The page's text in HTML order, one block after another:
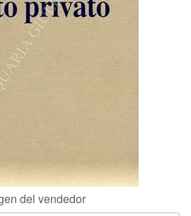
CERRAR
del vendedor